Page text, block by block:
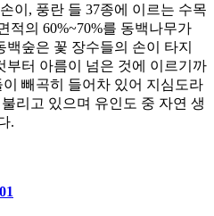
이, 풍란 들 37종에 이르는 수목
적의 60%~70%를 동백나무가
숲은 꽃 장수들의 손이 타지
부터 아름이 넘은 것에 이르기까
빼곡히 들어차 있어 지심도라
리고 있으며 유인도 중 자연 생
.